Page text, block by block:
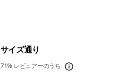
サイズ通り
71% レビュアーのうち